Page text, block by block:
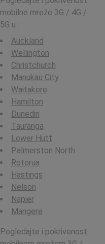
mobilne mreže 3G / 4G /
5G u :
Auckland
Wellington
Christchurch
Manukau City
Waitakere
Hamilton
Dunedin
Tauranga
Lower Hutt
Palmerston North
Rotorua
Hastings
Nelson
Napier
Mangere
Pogledajte i pokrivenost